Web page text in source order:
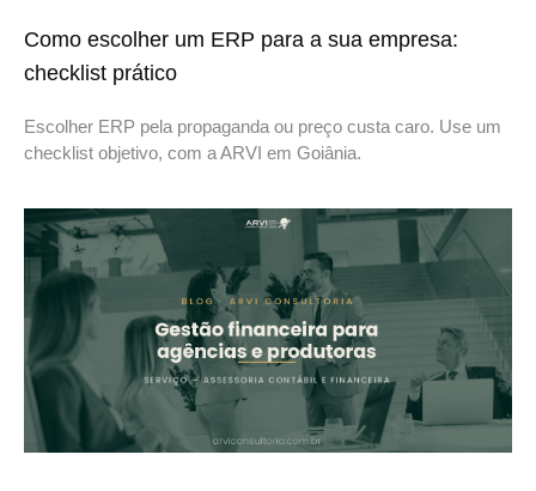
Como escolher um ERP para a sua empresa:
checklist prático
Escolher ERP pela propaganda ou preço custa caro. Use um
checklist objetivo, com a ARVI em Goiânia.